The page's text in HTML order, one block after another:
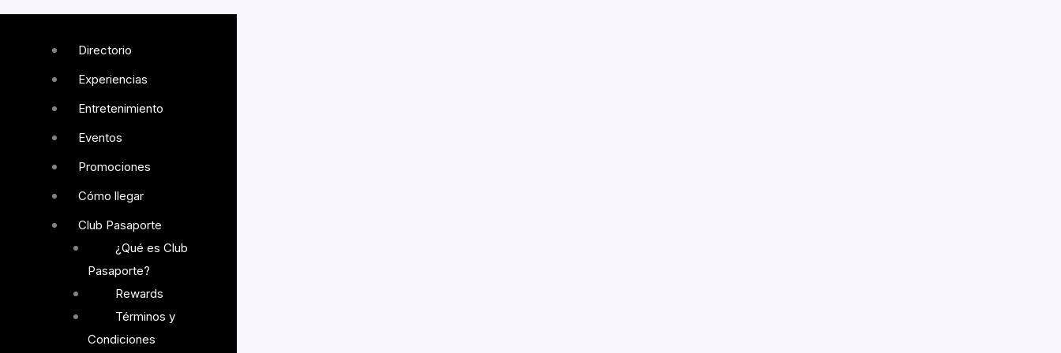
Directorio
Experiencias
Entretenimiento
Eventos
Promociones
Cómo llegar
Club Pasaporte
¿Qué es Club
Pasaporte?
Rewards
Términos y
Condiciones